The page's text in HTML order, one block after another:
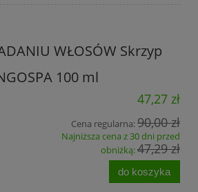
WŁOSÓW Skrzyp
100 ml
47,27 zł
Cena regularna:90,00 zł
Najniższa cena z 30 dni przed
obniżką:47,29 zł
do koszyka